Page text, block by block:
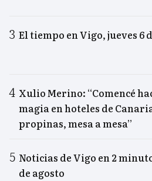
El tiempo en Vigo, jueves 6
Xulio Merino: “Comencé
magia en hoteles de
propinas, mesa a mesa”
Noticias de Vigo en 2
de agosto